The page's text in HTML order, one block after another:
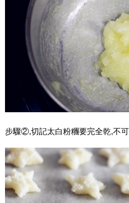
步驟②,切記太白粉糰要完全乾,不